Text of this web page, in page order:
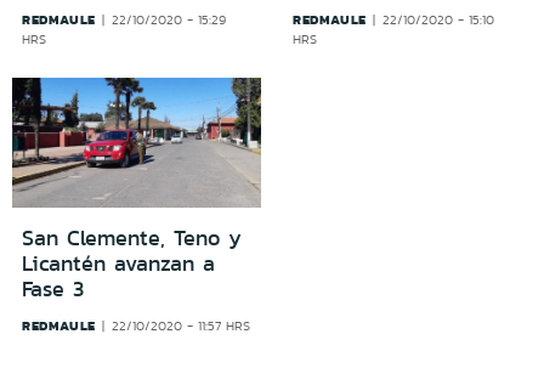
REDMAULE
22/10/2020 - 15:29
HRS
REDMAULE
22/10/2020 - 15:10
HRS
San Clemente, Teno y
Licantén avanzan a
Fase 3
REDMAULE 22/10/2020 - 11:57 HRS